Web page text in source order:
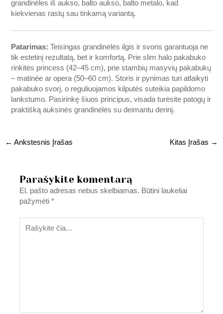
grandinėles iš aukso, balto aukso, balto metalo, kad
kiekvienas rastų sau tinkamą variantą.
Patarimas: Teisingas grandinėlės ilgis ir svoris garantuoja ne
tik estetinį rezultatą, bet ir komfortą. Prie slim halo pakabuko
rinkitės princess (42–45 cm), prie stambių masyvių pakabukų
– matinée ar opera (50–60 cm). Storis ir pynimas turi atlaikyti
pakabuko svorį, o reguliuojamos kilputės suteikia papildomo
lankstumo. Pasirinkę šiuos principus, visada turėsite patogų ir
praktišką auksinės grandinėlės su deimantu derinį.
← Ankstesnis Įrašas Kitas Įrašas →
Parašykite komentarą
El. pašto adresas nebus skelbiamas. Būtini laukeliai
pažymėti*
čia...